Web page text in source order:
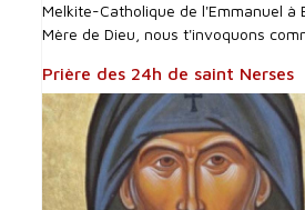
Melkite-Catholique de l'Emmanuel à
Mère de Dieu, nous t'invoquons
Prière des 24h de saint Nerses